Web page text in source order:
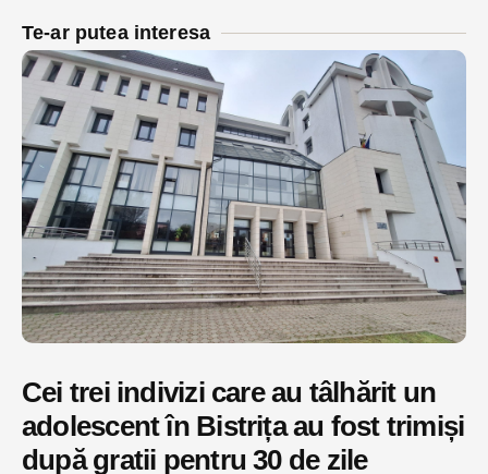
Te-ar putea interesa
Cei trei indivizi care au tâlhărit un
adolescent în Bistrița au fost trimiși
după gratii pentru 30 de zile